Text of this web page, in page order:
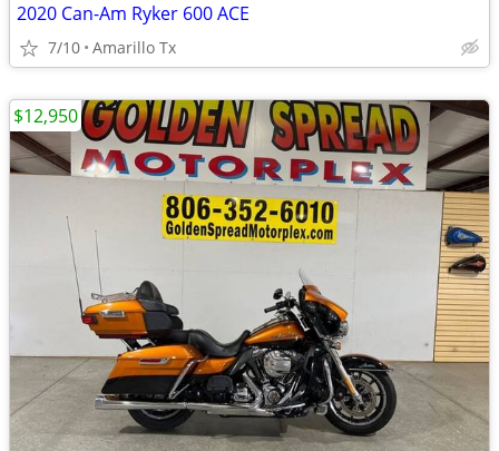
2020 Can-Am Ryker 600 ACE
7/10 Amarillo Tx
$12,950